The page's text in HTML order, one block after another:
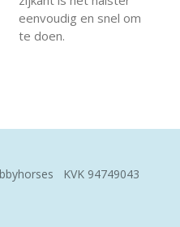
eenvoudig en snel om
te doen.
KVK 94749043